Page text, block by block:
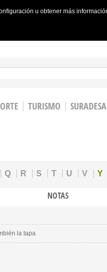
u obtener más
form
TURISMO
SURADESA
Q R S T U V Y
NOTAS
la tapa